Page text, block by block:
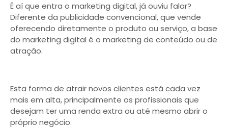
É aí que entra o marketing digital, já ouviu falar?
Diferente da publicidade convencional, que vende
oferecendo diretamente o produto ou serviço, a base
do marketing digital é o marketing de conteúdo ou de
atração.
Esta forma de atrair novos clientes está cada vez
mais em alta, principalmente os profissionais que
desejam ter uma renda extra ou até mesmo abrir o
próprio negócio.